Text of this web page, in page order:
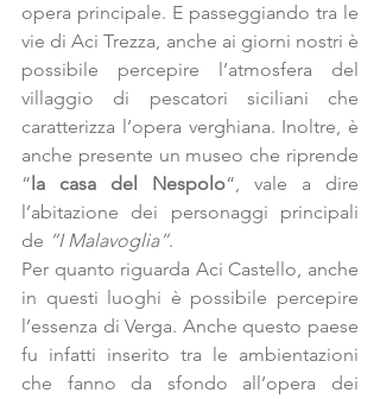
opera principale. E passeggiando tra le
vie di Aci Trezza, anche ai giorni nostri è
possibile percepire l’atmosfera del
villaggio di pescatori siciliani che
caratterizza l’opera verghiana. Inoltre, è
anche presente un museo che riprende
“la casa del Nespolo“, vale a dire
l’abitazione dei personaggi principali
de “I Malavoglia”.
Per quanto riguarda Aci Castello, anche
in questi luoghi è possibile percepire
l’essenza di Verga. Anche questo paese
fu infatti inserito tra le ambientazioni
che fanno da sfondo all’opera dei